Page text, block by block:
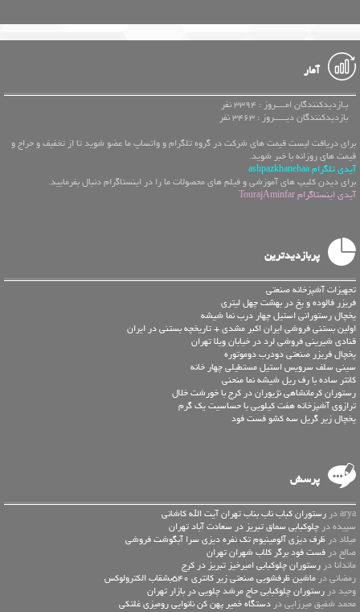
آمار
بـازدیدکنندگان امــــروز : 3394 نفر
بازدیدکنندگان دیـــــروز : 3463 نفر
برای دریافت لیست قیمت های شرکت در گروه تلگرام و واتساپ ما عضو شوید تا از تخفیف و حراج و
قیمت های روزانه با خبر شوید.
آیدی تلگرام ashpazkhanehaa
برای دیدن کلیپ های آموزشی و فیلم های محصولات ما را در اینستاگرام دنبال بفرمایید.
آیدی اینستاگرام TourajAminfar
پربازدیدترین
تجهیزات آشپزخانه صنعتی
فریزر فالوده و یخ در بهشت چهل لیتری
یخچال رستورانی استیل چهار درب نما شیشه
اولین بستنی فروشی ایران اکبر مشدی + تاریخچه بستنی در ایران
قنادی شیرینی فروشی لرد در خیابان ویلا تهران
یخچال فریزر صنعتی دودرب دوموتوره
سینی سلف سرویس استیل مستطیلی چهار خانه
کانتر ساده با رف ریل شیشه نما منحنی
رستوران کرمانشاهی نژیوران در کرج با خورشت خلال
ترازوی آشپزخانه هفت کیلویی با حساسیت یک گرم
یخچال زیر گریل سه کشو فست فود
پرسش
arya در
رستوران کباب ناب بناب تهران آیت الله کاشانی
سپیده در چلوکبابی سماق تبریز در سعادت آباد تهران
میلاد در ظرف دیزی آلومینیوم تک نفره دیزی سرا آبگوشت فروشی
صالح در فست فود برگر کلاب شهران تهران
ماندانا در رستوران چلوکبابی امیرخیز تبریز در کرج
رمضانی در ماشین ظرفشویی صنعتی زیر کانتری 540بشقاب الکترولوکس
وحید در رستوران چلوکبابی حاج مرشد چلویی در بازار تهران
محمد شفیق میرزایی در دستگاه خمیر پهن کن نانوایی رومیزی غلتکی